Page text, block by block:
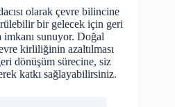
olarak çevre bilincine
bir gelecek için geri
imkanı sunuyor. Doğal
kirliliğinin azaltılması
dönüşüm sürecine, siz
katkı sağlayabilirsiniz.